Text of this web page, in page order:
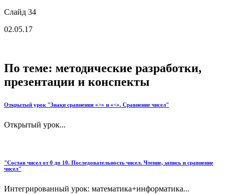
Слайд 34
02.05.17
По теме: методические разработки,
презентации и конспекты
Открытый урок "Знаки сравнения «>» и «<». Сравнение чисел"
Открытый урок...
"Состав чисел от 0 до 10. Последовательность чисел. Чтение, запись и сравнение
чисел"
Интегрированный урок: математика+информатика...